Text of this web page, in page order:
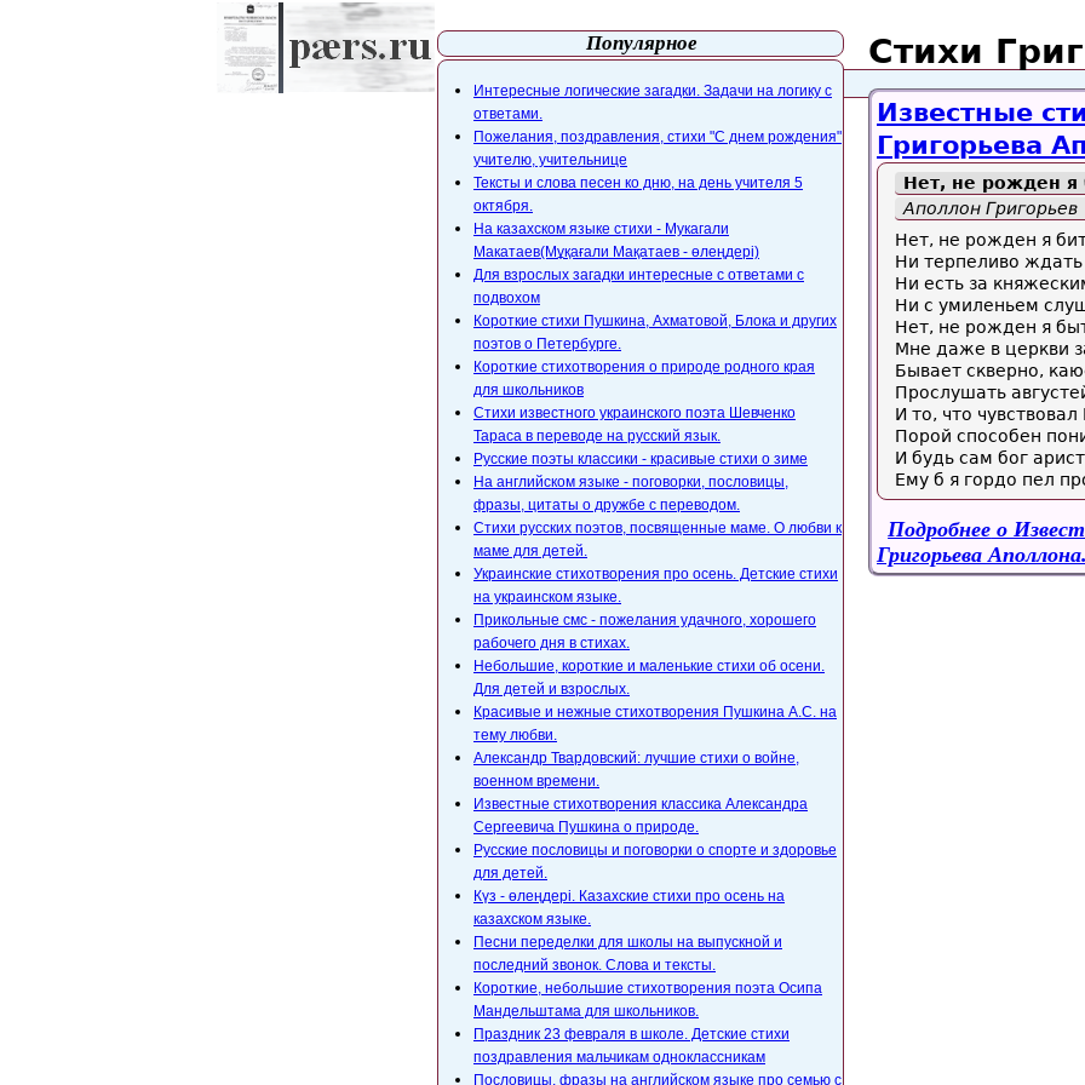
Стихи
Известные
Григорьева
Нет, не рожден я
Аполлон Григорьев
Нет, не рожден я
Ни терпеливо
Ни есть за
Ни с умиленьем
Нет, не рожден я
Мне даже в церкви
Бывает скверно,
Прослушать
И то, что
Порой способен
И будь сам бог
Ему б я гордо пел
Подробнее о
Григорьева
Популярное
Интересные логические загадки. Задачи на логику с
ответами.
Пожелания, поздравления, стихи "С днем рождения"
учителю, учительнице
Тексты и слова песен ко дню, на день учителя 5
октября.
На казахском языке стихи - Мукагали
Макатаев(Мұқағали Мақатаев - өлеңдері)
Для взрослых загадки интересные с ответами с
подвохом
Короткие стихи Пушкина, Ахматовой, Блока и других
поэтов о Петербурге.
Короткие стихотворения о природе родного края
для школьников
Стихи известного украинского поэта Шевченко
Тараса в переводе на русский язык.
Русские поэты классики - красивые стихи о зиме
На английском языке - поговорки, пословицы,
фразы, цитаты о дружбе с переводом.
Стихи русских поэтов, посвященные маме. О любви к
маме для детей.
Украинские стихотворения про осень. Детские стихи
на украинском языке.
Прикольные смс - пожелания удачного, хорошего
рабочего дня в стихах.
Небольшие, короткие и маленькие стихи об осени.
Для детей и взрослых.
Красивые и нежные стихотворения Пушкина А.С. на
тему любви.
Александр Твардовский: лучшие стихи о войне,
военном времени.
Известные стихотворения классика Александра
Сергеевича Пушкина о природе.
Русские пословицы и поговорки о спорте и здоровье
для детей.
Күз - өлеңдері. Казахские стихи про осень на
казахском языке.
Песни переделки для школы на выпускной и
последний звонок. Слова и тексты.
Короткие, небольшие стихотворения поэта Осипа
Мандельштама для школьников.
Праздник 23 февраля в школе. Детские стихи
поздравления мальчикам одноклассникам
Пословицы, фразы на английском языке про семью с
Карта сайта webmaster@paers.ru